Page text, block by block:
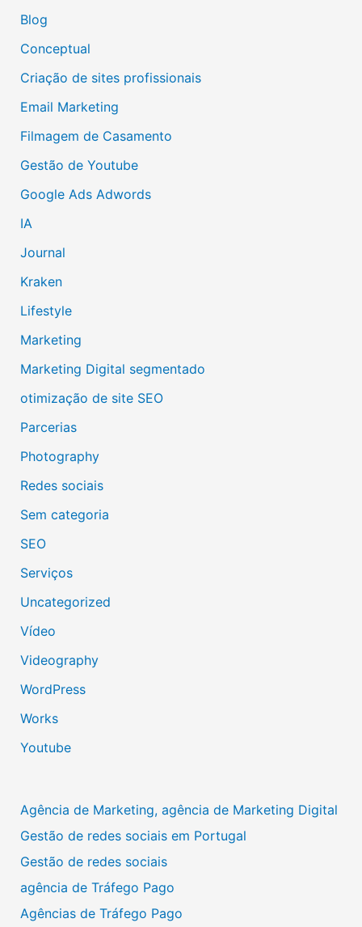
Blog
Conceptual
Criação de sites profissionais
Email Marketing
Filmagem de Casamento
Gestão de Youtube
Google Ads Adwords
IA
Journal
Kraken
Lifestyle
Marketing
Marketing Digital segmentado
otimização de site SEO
Parcerias
Photography
Redes sociais
Sem categoria
SEO
Serviços
Uncategorized
Vídeo
Videography
WordPress
Works
Youtube
Agência de Marketing, agência de Marketing Digital
Gestão de redes sociais em Portugal
Gestão de redes sociais
agência de Tráfego Pago
Agências de Tráfego Pago